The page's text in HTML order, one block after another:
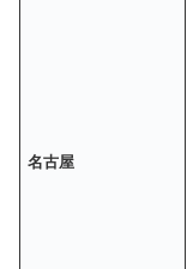
名古屋